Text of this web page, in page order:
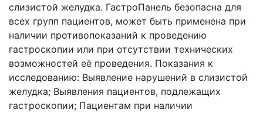
слизистой желудка. ГастроПанель безопасна для
всех групп пациентов, может быть применена при
наличии противопоказаний к проведению
гастроскопии или при отсутствии технических
возможностей её проведения. Показания к
исследованию: Выявление нарушений в слизистой
желудка; Выявления пациентов, подлежащих
гастроскопии; Пациентам при наличии